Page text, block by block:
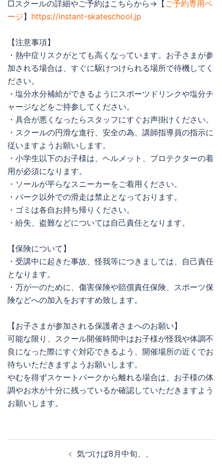
□スクールの詳細やご予約はこちらから→【 ご予約専用ペ
ージ】 https://instant-skateschool.jp
【注意事項】
・熱中症リスクがとても高くなっています。お子さまが参
加される場合は、すぐに駆けつけられる場所で待機してく
ださい。
・塩分水分補給ができるようにスポーツドリンクや塩分チ
ャージなどをご持参してください。
・具合が悪くなったらスタッフにすぐお声掛けください。
・スクールの円滑な進行、安全の為、講師指導員の指示に
従いますようお願いします。
・小学生以下のお子様は、ヘルメット、プロテクターの着
用が必須になります。
・ソールが平らなスニーカーをご着用ください。
・パーク以外での滑走は禁止となっております。
・ゴミは各自お持ち帰りください。
・紛失、盗難などについては自己責任となります。
【保険について】
・受講中に起きた事故、怪我等につきましては、自己責任
となります。
・万が一のために、傷害保険や賠償責任保険、スポーツ保
険などへの加入をおすすめ致します。
【お子さまが参加される保護者さまへのお願い】
可能な限り、スクール開催時間中はお子様が怪我や体調不
良になった際にすぐ対応できるよう、開催場所の近くでお
待ちいただきますようお願いします。
やむを得ずスケートパークから離れる場合は、お子様の体
調やお水が十分に残っているか確認していただきますよう
お願いします。
気づけば8月中旬、、